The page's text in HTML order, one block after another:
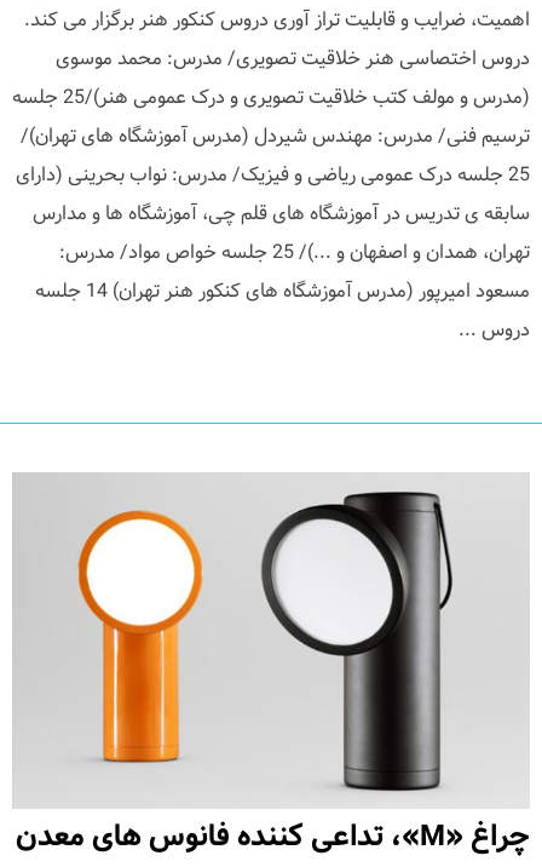
اهمیت، ضرایب و قابلیت تراز آوری دروس کنکور هنر برگزار می کند.
دروس اختصاسی هنر خلاقیت تصویری/ مدرس: محمد موسوی
(مدرس و مولف کتب خلاقیت تصویری و درک عمومی هنر)/25 جلسه
ترسیم فنی/ مدرس: مهندس شیردل (مدرس آموزشگاه های تهران)/
25 جلسه درک عمومی ریاضی و فیزیک/ مدرس: نواب بحرینی (دارای
سابقه ی تدریس در آموزشگاه های قلم چی، آموزشگاه ها و مدارس
تهران، همدان و اصفهان و ...)/ 25 جلسه خواص مواد/ مدرس:
مسعود امیرپور (مدرس آموزشگاه های کنکور هنر تهران) 14 جلسه
دروس ...
چراغ «M»، تداعی کننده فانوس های معدن